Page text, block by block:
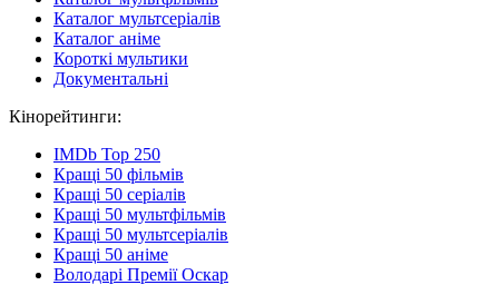
Каталог мультсеріалів
Каталог аніме
Короткі мультики
Документальні
Кінорейтинги:
IMDb Top 250
Кращі 50 фільмів
Кращі 50 серіалів
Кращі 50 мультфільмів
Кращі 50 мультсеріалів
Кращі 50 аніме
Володарі Премії Оскар